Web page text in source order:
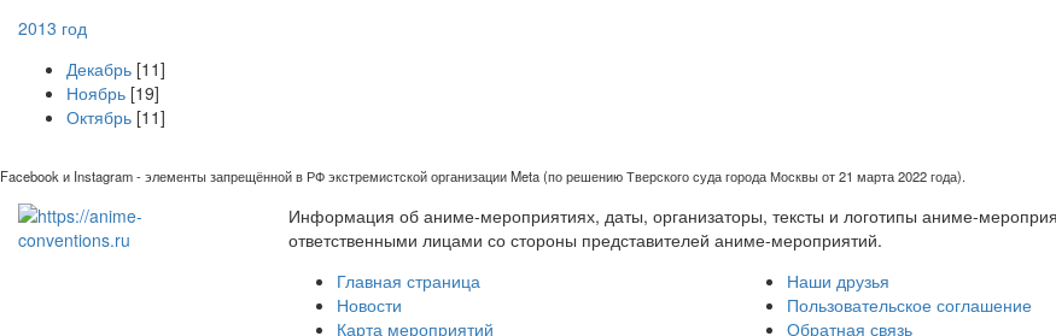
2013 год
Декабрь [11]
Ноябрь [19]
Октябрь [11]
Facebook и Instagram - элементы запрещённой в РФ экстремистской организации Meta (по решению Тверского суда города Москвы от 21 марта 2022 года).
Информация об аниме-мероприятиях, даты, организаторы, тексты и логотипы аниме-
ответственными лицами со стороны представителей аниме-мероприятий.
Главная страница
Новости
Карта мероприятий
Наши друзья
Пользовательское соглашение
Обратная связь